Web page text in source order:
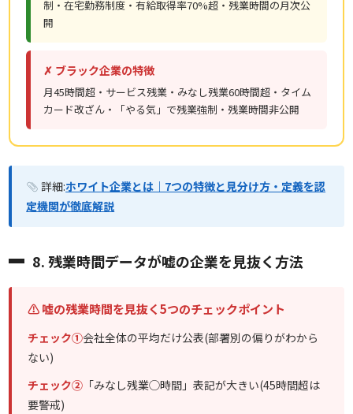
制・在宅勤務制度・有給取得率70%超・残業時間の月次公
開
✗ ブラック企業の特徴
月45時間超・サービス残業・みなし残業60時間超・タイム
カード改ざん・「やる気」で残業強制・残業時間非公開
詳細:ホワイト企業とは｜7つの特徴と見分け方・定義を認
定機関が徹底解説
8. 残業時間データが嘘の企業を見抜く方法
⚠ 嘘の残業時間を見抜く5つのチェックポイント
チェック①会社全体の平均だけ公表(部署別の偏りがわから
ない)
チェック② 「みなし残業◯時間」表記が大きい(45時間超は
要警戒)